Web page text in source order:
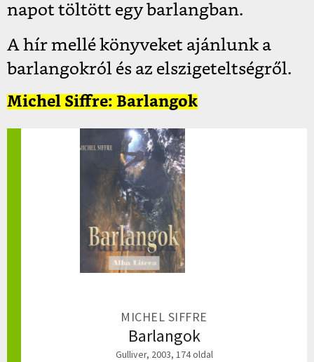
napot töltött egy barlangban.
A hír mellé könyveket ajánlunk a
barlangokról és az elszigeteltségről.
Michel Siffre: Barlangok
MICHEL SIFFRE
Barlangok
Gulliver, 2003, 174 oldal